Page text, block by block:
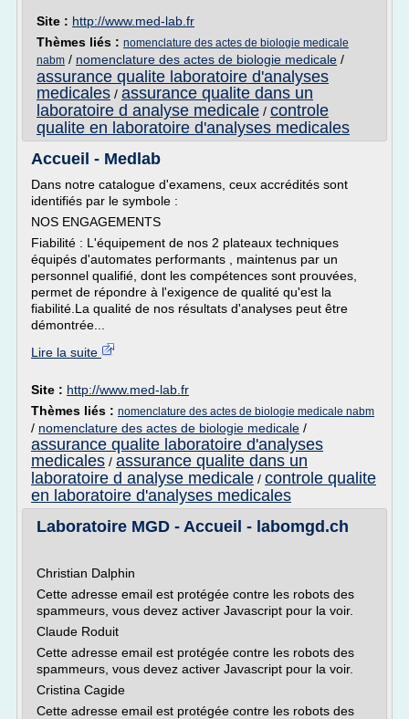
Site : http://www.med-lab.fr
Thèmes liés : nomenclature des actes de biologie medicale
nabm / nomenclature des actes de biologie medicale /
assurance qualite laboratoire d'analyses
medicales / assurance qualite dans un
laboratoire d analyse medicale / controle
qualite en laboratoire d'analyses medicales
Accueil - Medlab
Dans notre catalogue d'examens, ceux accrédités sont
identifiés par le symbole :
NOS ENGAGEMENTS
Fiabilité : L'équipement de nos 2 plateaux techniques
équipés d'automates performants , maintenus par un
personnel qualifié, dont les compétences sont prouvées,
permet de répondre à l'exigence de qualité qu'est la
fiabilité.La qualité de nos résultats d'analyses peut être
démontrée...
Lire la suite
Site : http://www.med-lab.fr
Thèmes liés : nomenclature des actes de biologie medicale nabm
/ nomenclature des actes de biologie medicale /
assurance qualite laboratoire d'analyses
medicales / assurance qualite dans un
laboratoire d analyse medicale / controle qualite
en laboratoire d'analyses medicales
Laboratoire MGD - Accueil - labomgd.ch
Christian Dalphin
Cette adresse email est protégée contre les robots des
spammeurs, vous devez activer Javascript pour la voir.
Claude Roduit
Cette adresse email est protégée contre les robots des
spammeurs, vous devez activer Javascript pour la voir.
Cristina Cagide
Cette adresse email est protégée contre les robots des